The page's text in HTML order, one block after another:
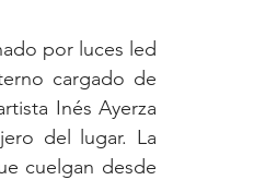
por luces led
cargado de
Inés Ayerza
del lugar. La
cuelgan desde